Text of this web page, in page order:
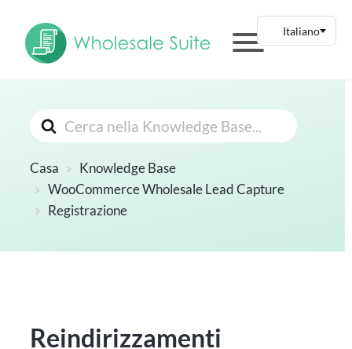
Cerca
Casa
Knowledge Base
WooCommerce Wholesale Lead Capture
Registrazione
Reindirizzamenti